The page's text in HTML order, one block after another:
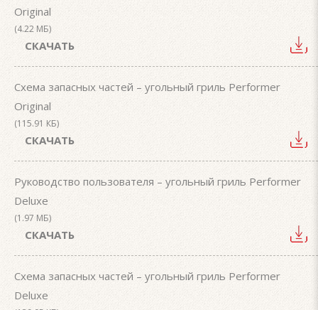
Original
(4.22 МБ)
СКАЧАТЬ
Схема запасных частей – угольный гриль Performer
Original
(115.91 КБ)
СКАЧАТЬ
Руководство пользователя – угольный гриль Performer
Deluxe
(1.97 МБ)
СКАЧАТЬ
Схема запасных частей – угольный гриль Performer
Deluxe